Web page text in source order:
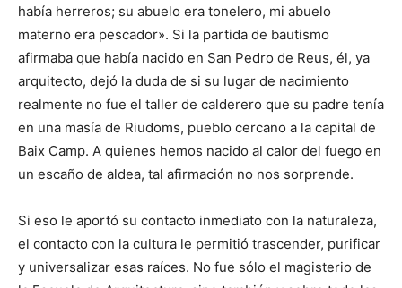
había herreros; su abuelo era tonelero, mi abuelo
materno era pescador». Si la partida de bautismo
afirmaba que había nacido en San Pedro de Reus, él, ya
arquitecto, dejó la duda de si su lugar de nacimiento
realmente no fue el taller de calderero que su padre tenía
en una masía de Riudoms, pueblo cercano a la capital de
Baix Camp. A quienes hemos nacido al calor del fuego en
un escaño de aldea, tal afirmación no nos sorprende.
Si eso le aportó su contacto inmediato con la naturaleza,
el contacto con la cultura le permitió trascender, purificar
y universalizar esas raíces. No fue sólo el magisterio de